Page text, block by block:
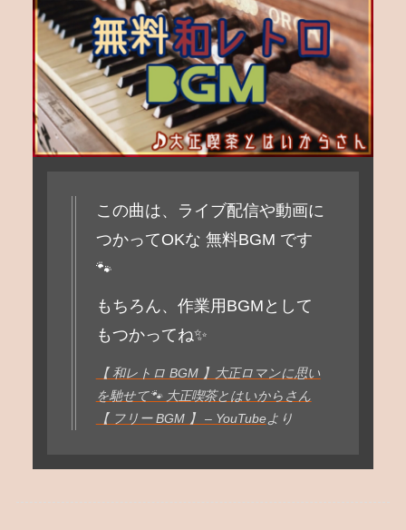
この曲は、ライブ配信や動画に
つかってOKな 無料BGM です
🐾
もちろん、作業用BGMとして
もつかってね✨
【 和レトロ BGM 】大正ロマンに思い
を馳せて🐾 大正喫茶とはいからさん
【 フリー BGM 】 – YouTubeより